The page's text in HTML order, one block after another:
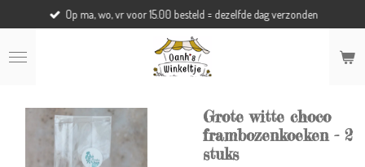
direct
naar
de
Op ma, wo, vr voor 15.00 besteld = dezelfde dag verzonden
Grote witte choco
frambozenkoeken - 2
stuks